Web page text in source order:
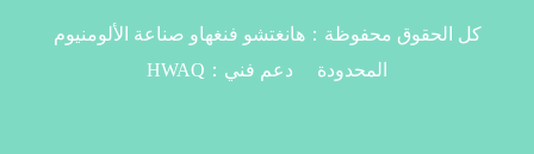
كل الحقوق محفوظة：هانغتشو فنغهاو صناعة الألومنيوم
المحدودة دعم فني： HWAQ